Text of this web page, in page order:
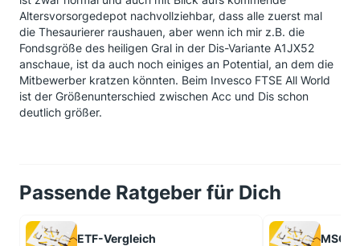
Altersvorsorgedepot nachvollziehbar, dass alle zuerst mal
die Thesaurierer raushauen, aber wenn ich mir z.B. die
Fondsgröße des heiligen Gral in der Dis-Variante A1JX52
anschaue, ist da auch noch einiges an Potential, an dem die
Mitbewerber kratzen könnten. Beim Invesco FTSE All World
ist der Größenunterschied zwischen Acc und Dis schon
deutlich größer.
Passende Ratgeber für Dich
ETF-Vergleich MSCI